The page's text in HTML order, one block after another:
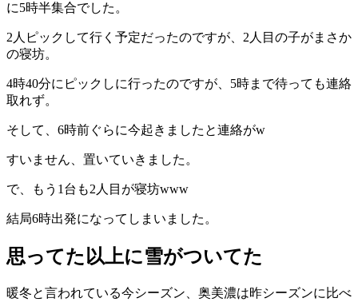
に5時半集合でした。
2人ピックして行く予定だったのですが、2人目の子がまさか
の寝坊。
4時40分にピックしに行ったのですが、5時まで待っても連絡
取れず。
そして、6時前ぐらに今起きましたと連絡がw
すいません、置いていきました。
で、もう1台も2人目が寝坊www
結局6時出発になってしまいました。
思ってた以上に雪がついてた
暖冬と言われている今シーズン、奥美濃は昨シーズンに比べ